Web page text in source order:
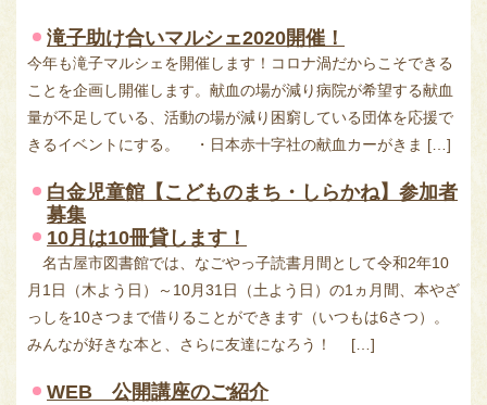
滝子助け合いマルシェ2020開催！
今年も滝子マルシェを開催します！コロナ渦だからこそできる
ことを企画し開催します。献血の場が減り病院が希望する献血
量が不足している、活動の場が減り困窮している団体を応援で
きるイベントにする。 ・日本赤十字社の献血カーがきま […]
白金児童館【こどものまち・しらかね】参加者
募集
10月は10冊貸します！
名古屋市図書館では、なごやっ子読書月間として令和2年10
月1日（木よう日）～10月31日（土よう日）の1ヵ月間、本やざ
っしを10さつまで借りることができます（いつもは6さつ）。
みんなが好きな本と、さらに友達になろう！ […]
WEB 公開講座のご紹介